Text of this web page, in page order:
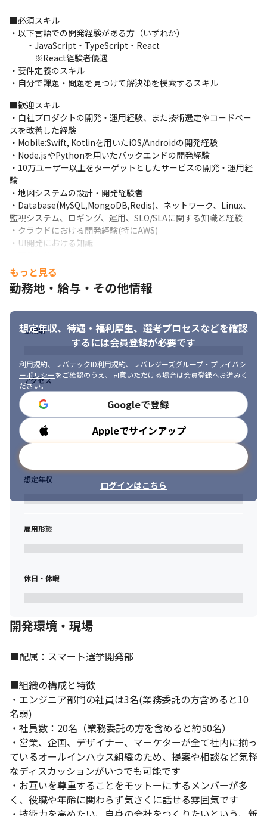
■必須スキル
・以下言語での開発経験がある方（いずれか）
・JavaScript・TypeScript・React
※React経験者優遇
・要件定義のスキル
・自分で課題・問題を見つけて解決策を模索するスキル
■歓迎スキル
・自社プロダクトの開発・運用経験、また技術選定やコードベー
スを改善した経験
・Mobile:Swift, Kotlinを用いたiOS/Androidの開発経験
・Node.jsやPythonを用いたバックエンドの開発経験
・10万ユーザー以上をターゲットとしたサービスの開発・運用経
験
・地図システムの設計・開発経験者
・Database(MySQL,MongoDB,Redis)、ネットワーク、Linux、
監視システム、ロギング、運用、SLO/SLAに関する知識と経験
・クラウドにおける開発経験(特にAWS)
・UI開発における知識
■こんな人が向いてます
・ユーザ目線でプロダクト変えていく姿勢がある方
・プロフェッショナルな人
・スタートアップのスピード感が好きな人
・チームで協力して課題を解決できる人
・困難に直面しても考えを止めない人
もっと見る
勤務地・給与・その他情報
想定年収、待遇・福利厚生、 選考プロセスなどを確認
するには会員登録が必要です
利用規約、 レバテックID利用規約、
レバレジーズグループ・プライバシ
ーポリシーをご確認のうえ、同意いただける場合は会員登録へお進みく
ださい。
Googleで登録
Appleでサインアップ
ログインはこちら
勤務地
アクセス
勤務時間
想定年収
雇用形態
休日・休暇
開発環境・現場
■配属：スマート選挙開発部
■組織の構成と特徴
・エンジニア部門の社員は3名(業務委託の方含めると10
名弱)
・社員数：20名（業務委託の方を含めると約50名）
・営業、企画、デザイナー、マーケターが全て社内に揃っ
ているオールインハウス組織のため、提案や相談など気軽
なディスカッションがいつでも可能です
・お互いを尊重することをモットーにするメンバーが多
く、役職や年齢に関わらず気さくに話せる雰囲気です